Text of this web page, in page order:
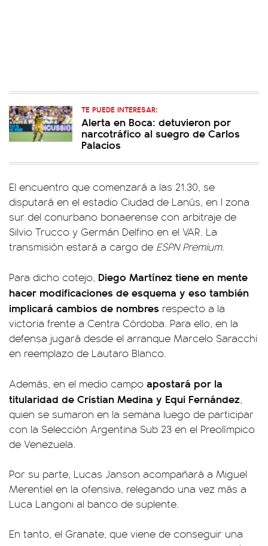
TE PUEDE INTERESAR:
Alerta en Boca: detuvieron por
narcotráfico al suegro de Carlos
Palacios
El encuentro que comenzará a las 21.30, se
disputará en el estadio Ciudad de Lanús, en l zona
sur del conurbano bonaerense con arbitraje de
Silvio Trucco y Germán Delfino en el VAR. La
transmisión estará a cargo de ESPN Premium.
Para dicho cotejo, Diego Martínez tiene en mente
hacer modificaciones de esquema y eso también
implicará cambios de nombres respecto a la
victoria frente a Centra Córdoba. Para ello, en la
defensa jugará desde el arranque Marcelo Saracchi
en reemplazo de Lautaro Blanco.
Además, en el medio campo apostará por la
titularidad de Cristian Medina y Equi Fernández
quien se sumaron en la semana luego de participar
con la Selección Argentina Sub 23 en el Preolímpico
de Venezuela.
Por su parte, Lucas Janson acompañará a Miguel
Merentiel en la ofensiva, relegando una vez más a
Luca Langoni al banco de suplente.
En tanto, el Granate, que viene de conseguir una